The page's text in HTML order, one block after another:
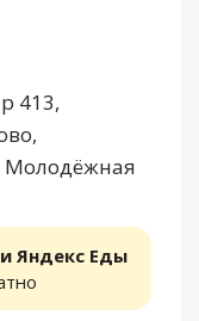
413,
Молодёжная
Яндекс Еды